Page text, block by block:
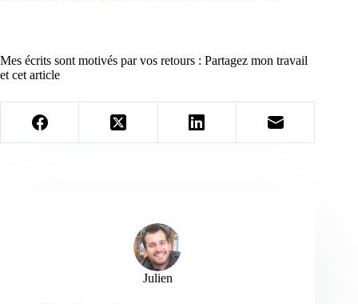
Mes écrits sont motivés par vos retours : Partagez mon travail
et cet article
Julien